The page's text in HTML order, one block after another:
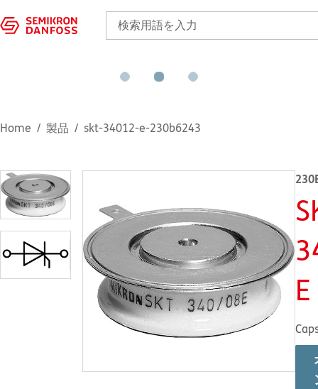
Home 製品 skt-34012-e-230b6243
E